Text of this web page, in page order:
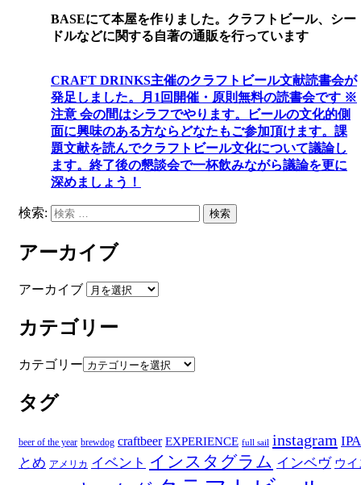
BASEにて本屋を作りました。クラフトビール、シー
ドルなどに関する自著の通販を行っています
CRAFT DRINKS主催のクラフトビール文献読書会が
発足しました。
月1回開催・原則無料の読書会です ※
注意 会の間はシラフでやります。
ビールの文化的側
面に興味のある方ならどなたもご参加頂けます。 課
題文献を読んでクラフトビール文化について議論し
ます。 終了後の懇談会で一杯飲みながら議論を更に
深めましょう！
検索: 検索
アーカイブ
アーカイブ
カテゴリー
カテゴリー
タグ
beer of the year brewdog craftbeer EXPERIENCE full sail instagram IPA
とめ アメリカ イベント インスタグラム インベヴ ウ